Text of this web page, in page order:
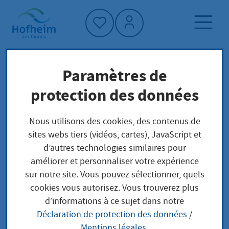
Accueil"
Page d'accueil
Trouver un service
Préoccupations locales
Trennungsunterhalt Festsetzung
Trennungsunterhalt
Festsetzung
Paramètres de
protection des données
Nous utilisons des cookies, des contenus de
sites webs tiers (vidéos, cartes), JavaScript et
d’autres technologies similaires pour
améliorer et personnaliser votre expérience
sur notre site. Vous pouvez sélectionner, quels
cookies vous autorisez. Vous trouverez plus
d’informations à ce sujet dans notre
Déclaration de protection des données /